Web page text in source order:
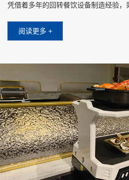
凭借着多年的回转餐饮设备制造经验，
阅读更多 +